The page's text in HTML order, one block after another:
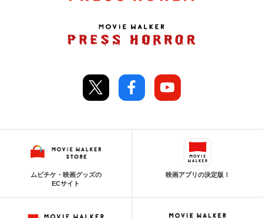
ムビチケ・映画グッズの
ECサイト
映画アプリの決定版！